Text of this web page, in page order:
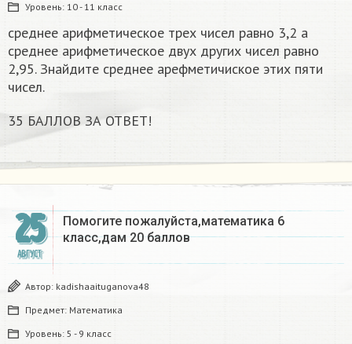
Уровень: 10 - 11 класс
среднее арифметическое трех чисел равно 3,2 а
среднее арифметическое двух других чисел равно
2,95. Знайдите среднее арефметичиское этих пяти
чисел.
35 БАЛЛОВ ЗА ОТВЕТ!
25
АВГУСТ
Помогите пожалуйста,математика 6
класс,дам 20 баллов​
Автор: kadishaaituganova48
Предмет: Математика
Уровень: 5 - 9 класс